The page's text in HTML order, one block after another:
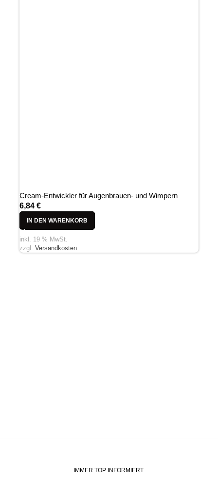
Cream-Entwickler für Augenbrauen- und Wimpern
6,84 €
IN DEN WARENKORB
inkl. 19 % MwSt.
zzgl. Versandkosten
IMMER TOP INFORMIERT